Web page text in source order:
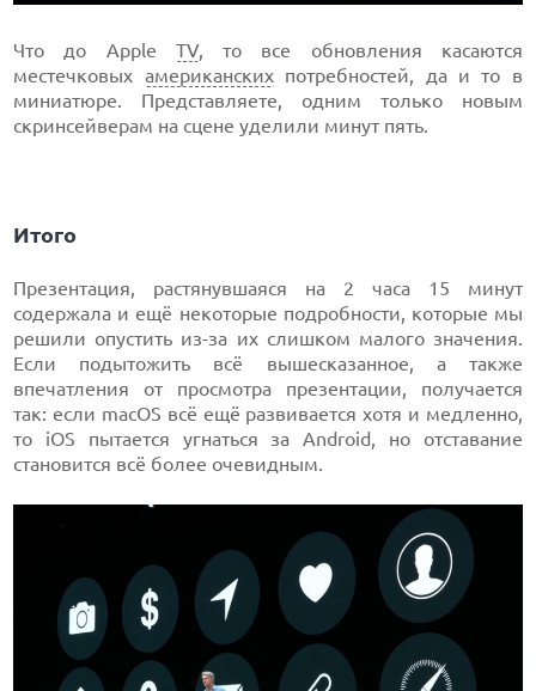
Что до Apple TV, то все обновления касаются
местечковых американскихпотребностей, да и то в
миниатюре. Представляете, одним только новым
скринсейверам на сцене уделили минут пять.
Итого
Презентация, растянувшаяся на 2 часа 15 минут
содержала и ещё некоторые подробности, которые мы
решили опустить из-за их слишком малого значения.
Если подытожить всё вышесказанное, а также
впечатления от просмотра презентации, получается
так: если macOS всё ещё развивается хотя и медленно,
то iOS пытается угнаться за Android, но отставание
становится всё более очевидным.